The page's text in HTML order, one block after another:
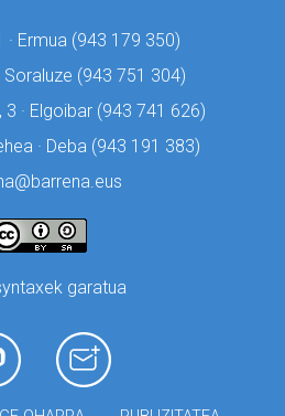
· Ermua (943 179 350)
Soraluze (943 751 304)
· Elgoibar (943 741 626)
· Deba (943 191 383)
garatua